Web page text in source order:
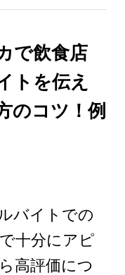
で飲食店
トを伝え
のコツ！例
バイトでの
十分にアピ
高評価につ